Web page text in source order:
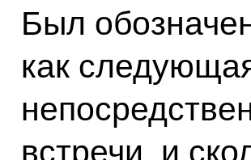
Был
как
встречи, и